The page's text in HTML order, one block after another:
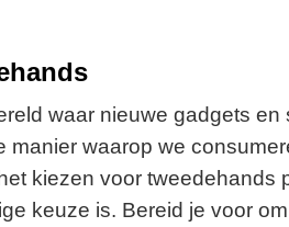
waar nieuwe gadgets
manier waarop we
kiezen voor tweedehands
keuze is. Bereid je voor